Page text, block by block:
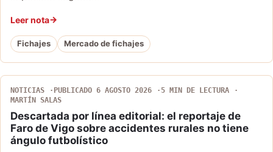
Leer nota
Fichajes Mercado de fichajes
NOTICIAS PUBLICADO 6 AGOSTO 2026
5 MIN DE LECTURA
MARTÍN SALAS
Descartada por línea editorial: el reportaje de
Faro de Vigo sobre accidentes rurales no tiene
ángulo futbolístico